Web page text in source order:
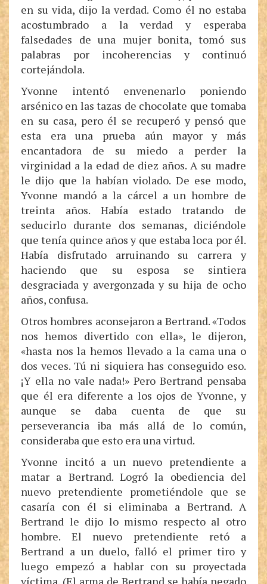
en su vida, dijo la verdad. Como él no estaba
acostumbrado a la verdad y esperaba
falsedades de una mujer bonita, tomó sus
palabras por incoherencias y continuó
cortejándola.
Yvonne intentó envenenarlo poniendo
arsénico en las tazas de chocolate que tomaba
en su casa, pero él se recuperó y pensó que
esta era una prueba aún mayor y más
encantadora de su miedo a perder la
virginidad a la edad de diez años. A su madre
le dijo que la habían violado. De ese modo,
Yvonne mandó a la cárcel a un hombre de
treinta años. Había estado tratando de
seducirlo durante dos semanas, diciéndole
que tenía quince años y que estaba loca por él.
Había disfrutado arruinando su carrera y
haciendo que su esposa se sintiera
desgraciada y avergonzada y su hija de ocho
años, confusa.
Otros hombres aconsejaron a Bertrand. «Todos
nos hemos divertido con ella», le dijeron,
«hasta nos la hemos llevado a la cama una o
dos veces. Tú ni siquiera has conseguido eso.
¡Y ella no vale nada!» Pero Bertrand pensaba
que él era diferente a los ojos de Yvonne, y
aunque se daba cuenta de que su
perseverancia iba más allá de lo común,
consideraba que esto era una virtud.
Yvonne incitó a un nuevo pretendiente a
matar a Bertrand. Logró la obediencia del
nuevo pretendiente prometiéndole que se
casaría con él si eliminaba a Bertrand. A
Bertrand le dijo lo mismo respecto al otro
hombre. El nuevo pretendiente retó a
Bertrand a un duelo, falló el primer tiro y
luego empezó a hablar con su proyectada
víctima. (El arma de Bertrand se había negado